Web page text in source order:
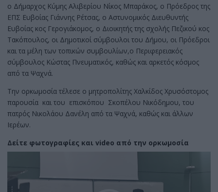
ο Δήμαρχος Κύμης Αλιβερίου Νίκος Μπαράκος, ο Πρόεδρος της
ΕΠΣ Ευβοίας Γιάννης Ρέτσας, ο Αστυνομικός Διευθυντής
Ευβοίας κος Γερογιάκομος, ο Διοικητής της σχολής Πεζικού κος
Τακόπουλος, οι Δημοτικοί σύμβουλοι του Δήμου, οι Πρόεδροι
και τα μέλη των τοπικών συμβουλίων,o Περιφερειακός
σύμβουλος Κώστας Πνευματικός, καθώς και αρκετός κόσμος
από τα Ψαχνά.
Την ορκωμοσία τέλεσε ο μητροπολίτης Χαλκίδος Χρυσόστομος
παρουσία και του επισκόπου Σκοπέλου Νικόδημου, του
πατρός Νικολάου Δανέλη από τα Ψαχνά, καθώς και άλλων
Ιερέων.
Δείτε φωτογραφίες και video από την ορκωμοσία
Βίντεο